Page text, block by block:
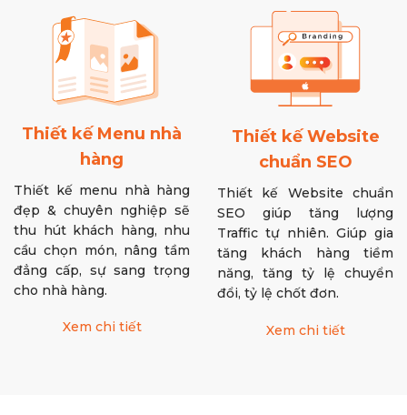
Thiết kế Menu nhà
hàng
Thiết kế menu nhà hàng
đẹp & chuyên nghiệp sẽ
thu hút khách hàng, nhu
cầu chọn món, nâng tầm
đẳng cấp, sự sang trọng
cho nhà hàng.
Xem chi tiết
Thiết kế Website
chuẩn SEO
Thiết kế Website chuẩn
SEO giúp tăng lượng
Traffic tự nhiên. Giúp gia
tăng khách hàng tiềm
năng, tăng tỷ lệ chuyển
đổi, tỷ lệ chốt đơn.
Xem chi tiết